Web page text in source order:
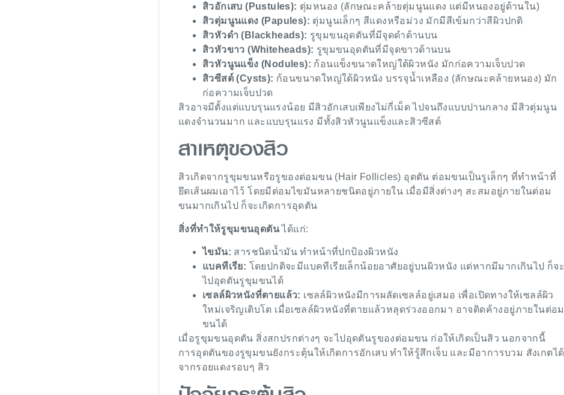
สิวอักเสบ (Pustules): ตุ่มหนอง (ลักษณะคล้ายตุ่มนูนแดง แต่มีหนองอยู่ด้านใน)
สิวตุ่มนูนแดง (Papules): ตุ่มนูนเล็กๆ สีแดงหรือม่วง มักมีสีเข้มกว่าสีผิวปกติ
สิวหัวดำ (Blackheads): รูขุมขนอุดตันที่มีจุดดำด้านบน
สิวหัวขาว (Whiteheads): รูขุมขนอุดตันที่มีจุดขาวด้านบน
สิวหัวนูนแข็ง (Nodules): ก้อนแข็งขนาดใหญ่ใต้ผิวหนัง มักก่อความเจ็บปวด
สิวซีสต์ (Cysts): ก้อนขนาดใหญ่ใต้ผิวหนัง บรรจุน้ำเหลือง (ลักษณะคล้ายหนอง) มัก
ก่อความเจ็บปวด
สิวอาจมีตั้งแต่แบบรุนแรงน้อย มีสิวอักเสบเพียงไม่กี่เม็ด ไปจนถึงแบบปานกลาง มีสิวตุ่มนูน
แดงจำนวนมาก และแบบรุนแรง มีทั้งสิวหัวนูนแข็งและสิวซีสต์
สาเหตุของสิว
สิวเกิดจากรูขุมขนหรือรูของต่อมขน (Hair Follicles) อุดตัน ต่อมขนเป็นรูเล็กๆ ที่ทำหน้าที่
ยึดเส้นผมเอาไว้ โดยมีต่อมไขมันหลายชนิดอยู่ภายใน เมื่อมีสิ่งต่างๆ สะสมอยู่ภายในต่อม
ขนมากเกินไป ก็จะเกิดการอุดตัน
สิ่งที่ทำให้รูขุมขนอุดตันได้แก่:
ไขมัน: สารชนิดน้ำมัน ทำหน้าที่ปกป้องผิวหนัง
แบคทีเรีย: โดยปกติจะมีแบคทีเรียเล็กน้อยอาศัยอยู่บนผิวหนัง แต่หากมีมากเกินไป ก็จะ
ไปอุดตันรูขุมขนได้
เซลล์ผิวหนังที่ตายแล้ว: เซลล์ผิวหนังมีการผลัดเซลล์อยู่เสมอ เพื่อเปิดทางให้เซลล์ผิว
ใหม่เจริญเติบโต เมื่อเซลล์ผิวหนังที่ตายแล้วหลุดร่วงออกมา อาจติดค้างอยู่ภายในต่อม
ขนได้
เมื่อรูขุมขนอุดตัน สิ่งสกปรกต่างๆ จะไปอุดตันรูของต่อมขน ก่อให้เกิดเป็นสิว นอกจากนี้
การอุดตันของรูขุมขนยังกระตุ้นให้เกิดการอักเสบ ทำให้รู้สึกเจ็บ และมีอาการบวม สังเกตได้
จากรอยแดงรอบๆ สิว